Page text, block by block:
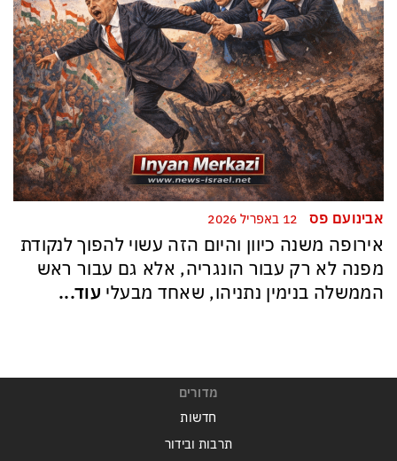
אבינועם פס
אירופה משנה כיוון והיום הזה עשוי להפוך לנקודת
מפנה לא רק עבור הונגריה, אלא גם עבור ראש
הממשלה בנימין נתניהו, שאחד מבעלי עוד...
מדורים
חדשות
תרבות ובידור